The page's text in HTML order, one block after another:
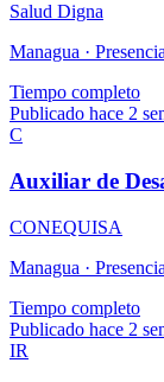
Salud Digna
Managua ·
Tiempo completo
Publicado hace 2
C
Auxiliar de
CONEQUISA
Managua ·
Tiempo completo
Publicado hace 2
IR